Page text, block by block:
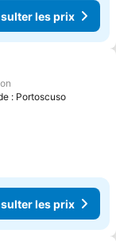
les prix
favoris
: Portoscuso
les prix